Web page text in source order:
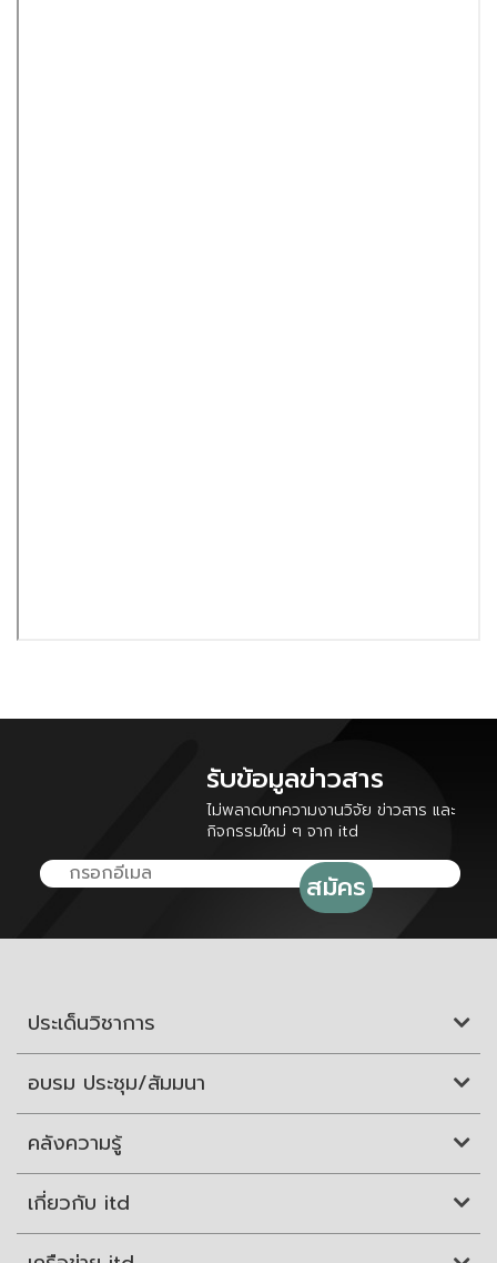
รับข้อมูลข่าวสาร
ไม่พลาดบทความงานวิจัย ข่าวสาร และ
กิจกรรมใหม่ ๆ จาก itd
ประเด็นวิชาการ
อบรม ประชุม/สัมมนา
คลังความรู้
เกี่ยวกับ itd